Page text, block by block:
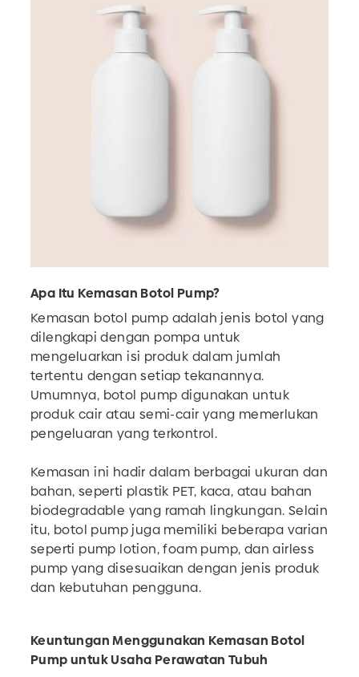
Apa Itu Kemasan Botol Pump?
Kemasan botol pump adalah jenis botol yang
dilengkapi dengan pompa untuk
mengeluarkan isi produk dalam jumlah
tertentu dengan setiap tekanannya.
Umumnya, botol pump digunakan untuk
produk cair atau semi-cair yang memerlukan
pengeluaran yang terkontrol.
Kemasan ini hadir dalam berbagai ukuran dan
bahan, seperti plastik PET, kaca, atau bahan
biodegradable yang ramah lingkungan. Selain
itu, botol pump juga memiliki beberapa varian
seperti pump lotion, foam pump, dan airless
pump yang disesuaikan dengan jenis produk
dan kebutuhan pengguna.
Keuntungan Menggunakan Kemasan Botol
Pump untuk Usaha Perawatan Tubuh